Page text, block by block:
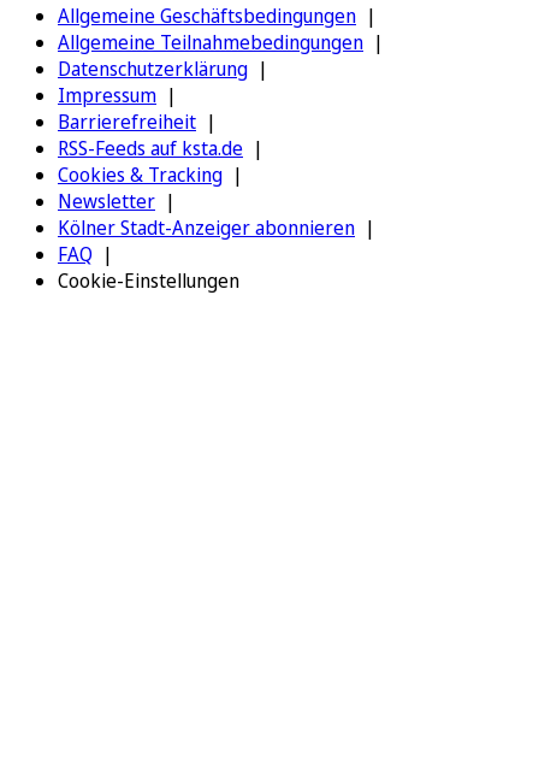
Allgemeine Geschäftsbedingungen
Allgemeine Teilnahmebedingungen
Datenschutzerklärung
Impressum
Barrierefreiheit
RSS-Feeds auf ksta.de
Cookies & Tracking
Newsletter
Kölner Stadt-Anzeiger abonnieren
FAQ
Cookie-Einstellungen